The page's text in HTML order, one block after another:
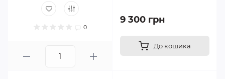
0
9 300 грн
До кошика